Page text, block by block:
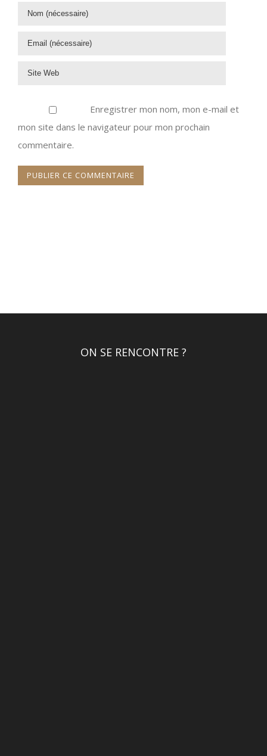
Enregistrer mon nom, mon e-mail et
mon site dans le navigateur pour mon prochain
commentaire.
ON SE RENCONTRE ?